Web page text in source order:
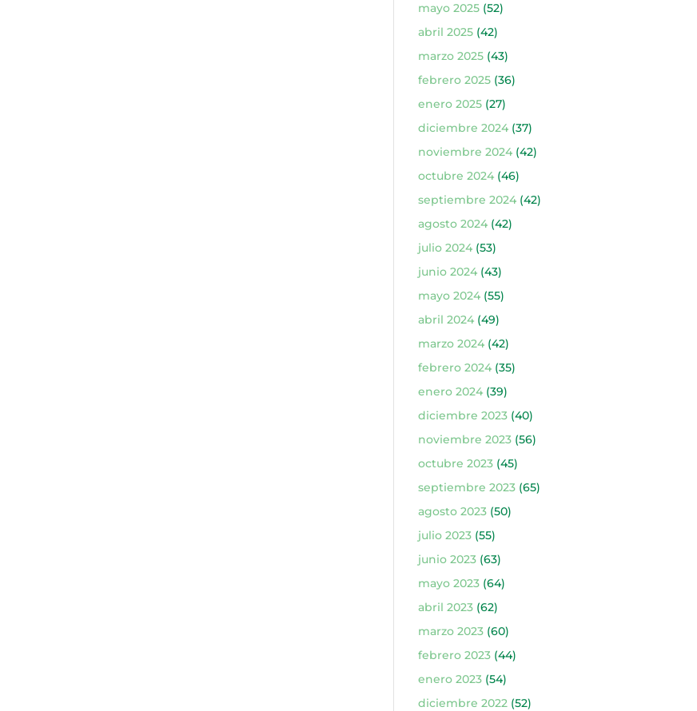
mayo 2025(52)
abril 2025(42)
marzo 2025(43)
febrero 2025(36)
enero 2025(27)
diciembre 2024(37)
noviembre 2024(42)
octubre 2024(46)
septiembre 2024(42)
agosto 2024(42)
julio 2024(53)
junio 2024(43)
mayo 2024(55)
abril 2024(49)
marzo 2024(42)
febrero 2024(35)
enero 2024(39)
diciembre 2023(40)
noviembre 2023(56)
octubre 2023(45)
septiembre 2023(65)
agosto 2023(50)
julio 2023(55)
junio 2023(63)
mayo 2023(64)
abril 2023(62)
marzo 2023(60)
febrero 2023(44)
enero 2023(54)
diciembre 2022(52)